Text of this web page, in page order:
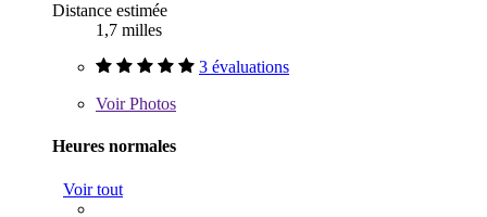
Distance estimée
1,7 milles
3 évaluations
VoirPhotos
Heures normales
Voir tout